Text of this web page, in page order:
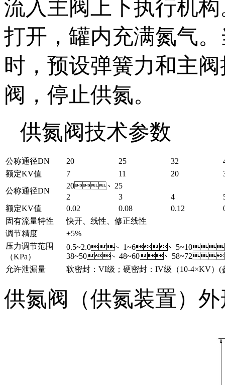
流入主阀上下执行机构
打开，罐内充满氮气
时，预设弹簧力和主
阀，停止供氮。
供氮阀技术参数
公称通径DN 20 25 32
额定KV值
7 11 20
公称通径DN
20、25
2
3 4
额定KV值
0.02 0.08 0.12
固有流量特性
快开、线性、修正线性
调节精度
±5%
压力调节范围
（KPa）
0.5~2.0、1~6、
38~50、48~60、58~72
允许泄漏量
软密封：VI级；硬密封：IV级（10-4×KV
供氮阀（供氮装置）